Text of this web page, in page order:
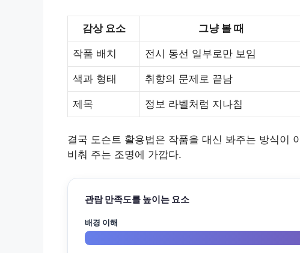
감상 요소 그냥 볼 때
작품 배치 전시 동선 일부로만 보임
색과 형태 취향의 문제로 끝남
제목 정보 라벨처럼 지나침
결국 도슨트 활용법은 작품을 대신 봐주는 방식이
비춰 주는 조명에 가깝다.
관람 만족도를 높이는 요소
배경 이해